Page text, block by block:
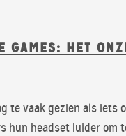
GAMES: HET
te vaak gezien als iets
hun headset luider om